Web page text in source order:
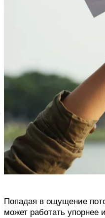
Попадая в ощущение
может работать